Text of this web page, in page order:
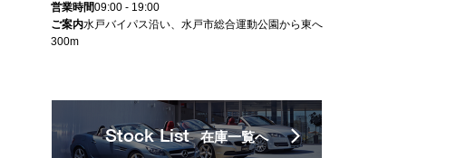
営業時間09:00 - 19:00
ご案内水戸バイパス沿い、水戸市総合運動公園から東へ
300m
Stock List 在庫一覧へ